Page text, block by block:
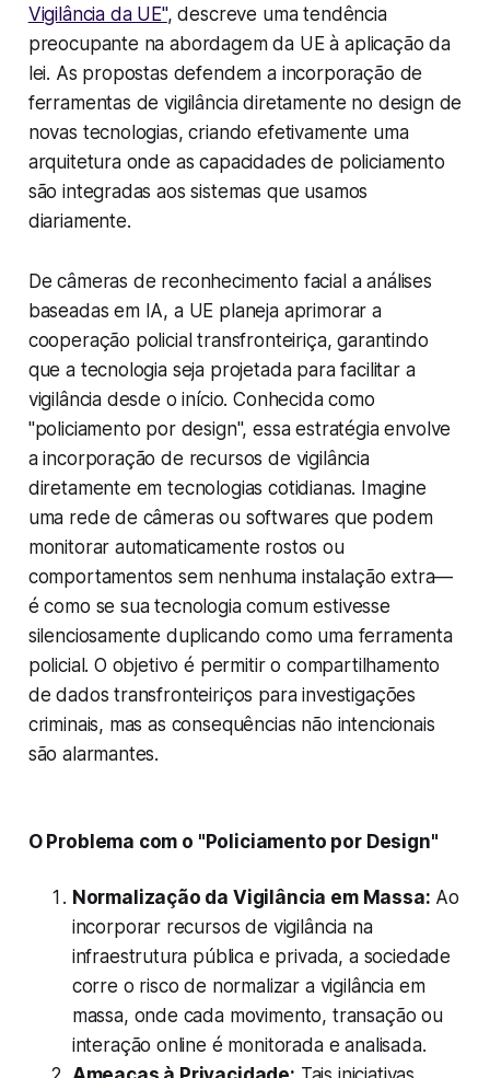
Vigilância da UE", descreve uma tendência
preocupante na abordagem da UE à aplicação da
lei. As propostas defendem a incorporação de
ferramentas de vigilância diretamente no design de
novas tecnologias, criando efetivamente uma
arquitetura onde as capacidades de policiamento
são integradas aos sistemas que usamos
diariamente.
De câmeras de reconhecimento facial a análises
baseadas em IA, a UE planeja aprimorar a
cooperação policial transfronteiriça, garantindo
que a tecnologia seja projetada para facilitar a
vigilância desde o início. Conhecida como
"policiamento por design", essa estratégia envolve
a incorporação de recursos de vigilância
diretamente em tecnologias cotidianas. Imagine
uma rede de câmeras ou softwares que podem
monitorar automaticamente rostos ou
comportamentos sem nenhuma instalação extra—
é como se sua tecnologia comum estivesse
silenciosamente duplicando como uma ferramenta
policial. O objetivo é permitir o compartilhamento
de dados transfronteiriços para investigações
criminais, mas as consequências não intencionais
são alarmantes.
O Problema com o "Policiamento por Design"
Normalização da Vigilância em Massa: Ao
incorporar recursos de vigilância na
infraestrutura pública e privada, a sociedade
corre o risco de normalizar a vigilância em
massa, onde cada movimento, transação ou
interação online é monitorada e analisada.